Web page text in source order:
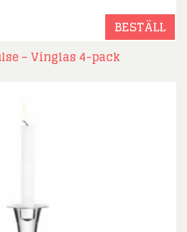
BESTÄLL
– Vinglas 4-pack